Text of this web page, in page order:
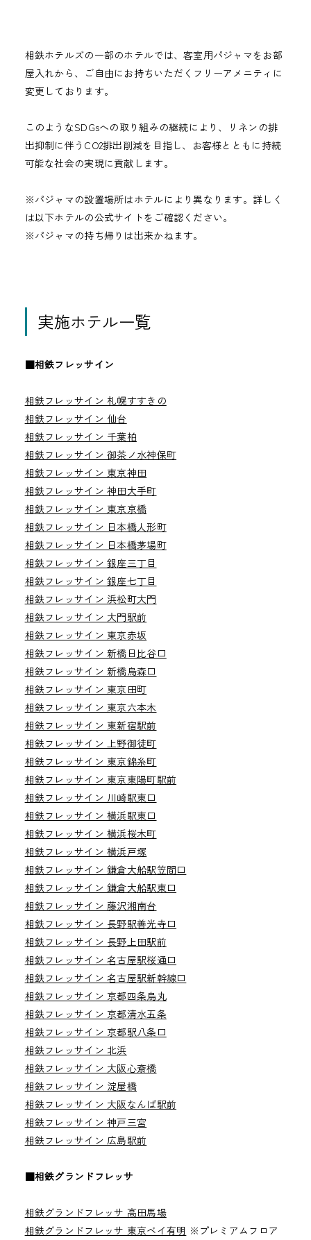
相鉄ホテルズの一部のホテルでは、客室用パジャマをお部
屋入れから、ご自由にお持ちいただくフリーアメニティに
変更しております。
このようなSDGsへの取り組みの継続により、リネンの排
出抑制に伴うCO2排出削減を目指し、お客様とともに持続
可能な社会の実現に貢献します。
※パジャマの設置場所はホテルにより異なります。詳しく
は以下ホテルの公式サイトをご確認ください。
※パジャマの持ち帰りは出来かねます。
実施ホテル一覧
■相鉄フレッサイン
相鉄フレッサイン 札幌すすきの
相鉄フレッサイン 仙台
相鉄フレッサイン 千葉柏
相鉄フレッサイン 御茶ノ水神保町
相鉄フレッサイン 東京神田
相鉄フレッサイン 神田大手町
相鉄フレッサイン 東京京橋
相鉄フレッサイン 日本橋人形町
相鉄フレッサイン 日本橋茅場町
相鉄フレッサイン 銀座三丁目
相鉄フレッサイン 銀座七丁目
相鉄フレッサイン 浜松町大門
相鉄フレッサイン 大門駅前
相鉄フレッサイン 東京赤坂
相鉄フレッサイン 新橋日比谷口
相鉄フレッサイン 新橋烏森口
相鉄フレッサイン 東京田町
相鉄フレッサイン 東京六本木
相鉄フレッサイン 東新宿駅前
相鉄フレッサイン 上野御徒町
相鉄フレッサイン 東京錦糸町
相鉄フレッサイン 東京東陽町駅前
相鉄フレッサイン 川崎駅東口
相鉄フレッサイン 横浜駅東口
相鉄フレッサイン 横浜桜木町
相鉄フレッサイン 横浜戸塚
相鉄フレッサイン 鎌倉大船駅笠間口
相鉄フレッサイン 鎌倉大船駅東口
相鉄フレッサイン 藤沢湘南台
相鉄フレッサイン 長野駅善光寺口
相鉄フレッサイン 長野上田駅前
相鉄フレッサイン 名古屋駅桜通口
相鉄フレッサイン 名古屋駅新幹線口
相鉄フレッサイン 京都四条烏丸
相鉄フレッサイン 京都清水五条
相鉄フレッサイン 京都駅八条口
相鉄フレッサイン 北浜
相鉄フレッサイン 大阪心斎橋
相鉄フレッサイン 淀屋橋
相鉄フレッサイン 大阪なんば駅前
相鉄フレッサイン 神戸三宮
相鉄フレッサイン 広島駅前
■相鉄グランドフレッサ
相鉄グランドフレッサ 高田馬場
相鉄グランドフレッサ 東京ベイ有明 ※プレミアムフロア